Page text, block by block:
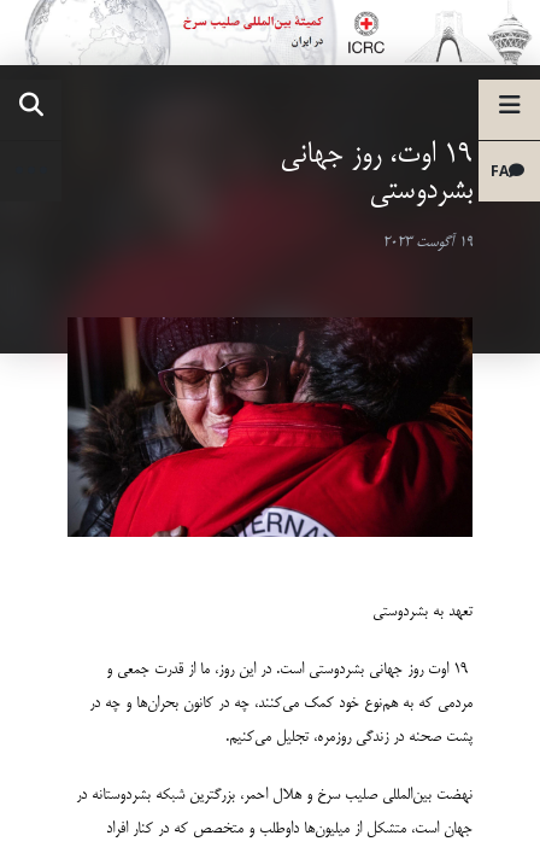
FA
19 اوت، روز جهانی
بشردوستی
19 آگوست 2023
تعهد به بشردوستی
اوت روز جهانی بشردوستی است. در این روز، ما از قدرت جمعی و
مردمی که به هم‌نوع خود کمک می‌کنند، چه در کانون بحران‌ها و چه در
پشت صحنه در زندگی روزمره، تجلیل می‌کنیم.
نهضت بین‌المللی صلیب سرخ و هلال احمر، بزرگترین شبکه بشردوستانه در
جهان است، متشکل از میلیون‌ها داوطلب و متخصص که در کنار افراد